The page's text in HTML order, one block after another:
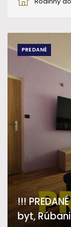
PREDANÉ
!!!
byt,